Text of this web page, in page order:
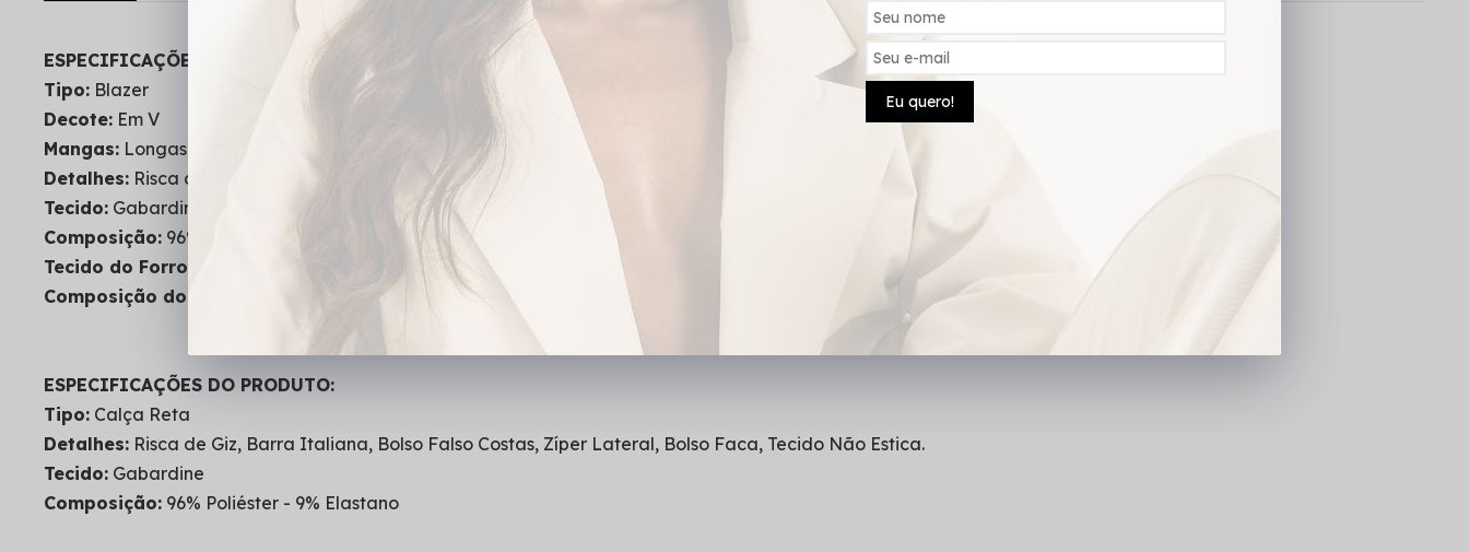
ESPECIFICAÇÕES DO PRODUTO:
Tipo: Blazer
Decote: Em V
Mangas: Longas
Detalhes: Risca de Giz, Cinto Lateral, Drapeado, Abertura Lateral, Contém forro, Pence na Cintura, Tecido Não Estica.
Tecido: Gabardine
Composição: 96% Poliéster - 9% Elastano
Tecido do Forro:
Composição do Forro:
ESPECIFICAÇÕES DO PRODUTO:
Tipo: Calça Reta
Detalhes: Risca de Giz, Barra Italiana, Bolso Falso Costas, Zíper Lateral, Bolso Faca, Tecido Não Estica.
Tecido: Gabardine
Composição: 96% Poliéster - 9% Elastano
Eu quero!